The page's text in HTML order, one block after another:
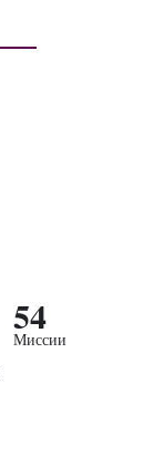
54
Миссии